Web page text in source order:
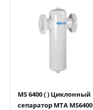
MS 6400 ( ) Циклонный
сепаратор MTA MS6400